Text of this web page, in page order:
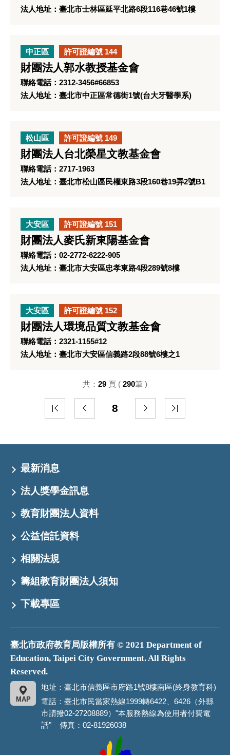
法人地址：臺北市士林區延平北路6段116巷46號1樓
中正區 許可證編號 144
財團法人郭水教授基金會
聯絡電話：2312-3456#66853
法人地址：臺北市中正區常德街1號(台大牙醫學系)
松山區 許可證編號 149
財團法人台北榮星文教基金會
聯絡電話：2717-1963
法人地址：臺北市松山區民權東路3段160巷19弄2號B1
大安區 許可證編號 151
財團法人麥氏新東陽基金會
聯絡電話：02-2772-6222-905
法人地址：臺北市大安區忠孝東路4段289號8樓
大安區 許可證編號 152
財團法人環境品質文教基金會
聯絡電話：2321-1155#12
法人地址：臺北市大安區信義路2段88號6樓之1
8
共： 29 頁 ( 290筆 )
最新消息
法人獎學金訊息
教育財團法人資料
公益信託資料
相關法規
籌組教育財團法人須知
下載專區
臺北市政府教育局版權所有 © 2021 Department of
Education, Taipei City Government. All Rights
Reserved.
地址：臺北市信義區市府路1號8樓南區(終身教育科)
MAP
電話：臺北市民當家熱線1999轉6422、6426（外縣
市請撥02-27208889）"本服務熱線為使用者付費電
話" 傳真：02-81926038
市
政